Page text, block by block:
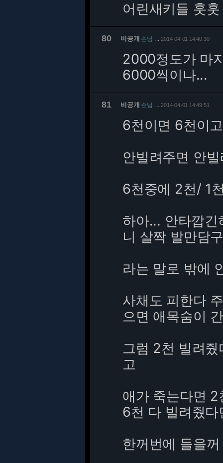
어린새키들 훗훗
80 비공개 손님 2014-04-01 14:40:30
2000정도가 마
6000씩이나...
81 비공개 손님 2014-04-01 14:49:51
6천이면 6천이고
안빌려주면 안
6천중에 2천/ 1
하아... 안타깝
니 살짝 발만담
라는 말로 밖에
사채도 피한다
으면 애목숨이
그럼 2천 빌려
고
애가 죽는다면
6천 다 빌려줬
한꺼번에 들을